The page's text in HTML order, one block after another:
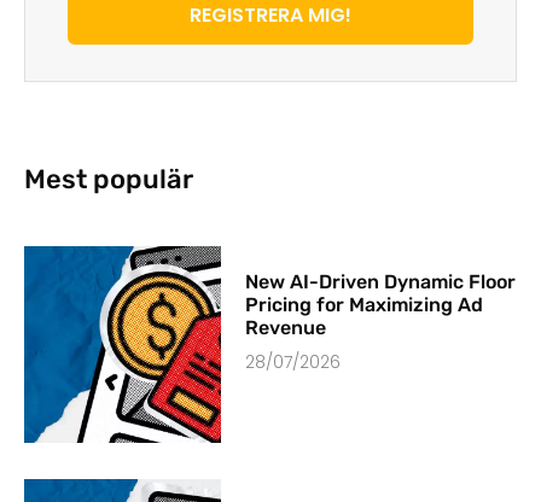
REGISTRERA MIG!
Mest populär
New AI-Driven Dynamic Floor
Pricing for Maximizing Ad
Revenue
28/07/2026